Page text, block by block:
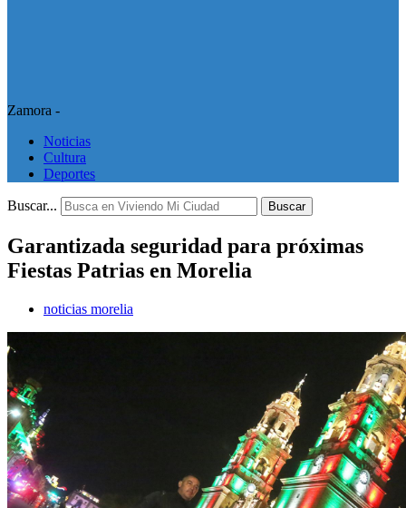
Zamora -
Noticias
Cultura
Deportes
Buscar... Buscar
Garantizada seguridad para próximas
Fiestas Patrias en Morelia
noticias morelia